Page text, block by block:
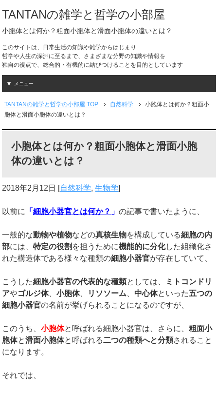
TANTANの雑学と哲学の小部屋
小胞体とは何か？粗面小胞体と滑面小胞体の違いとは？
このサイトは、日常生活の知識や雑学からはじまり
哲学や人生の深淵に至るまで、さまざまな分野の知識や情報を
独自の視点で、総合的・有機的に結びつけることを目的としています
メニュー
TANTANの雑学と哲学の小部屋 TOP 自然科学
小胞体とは何か？粗面小
胞体と滑面小胞体の違いとは？
小胞体とは何か？粗面小胞体と滑面小胞
体の違いとは？
2018年2月12日 [自然科学,生物学]
以前に 「細胞小器官とは何か？ 」の記事で書いたように、
一般的な動物や植物などの真核生物を構成している細胞の内
部には、特定の役割 を担うために機能的に分化した組織化さ
れた構造体である様々な種類の細胞小器官が存在していて、
こうした細胞小器官の代表的な種類としては、
ミトコンドリ
アやゴルジ体、小胞体、 リソソーム 中心体といった五つの
細胞小器官の名前が挙げられることになるのですが、
このうち、小胞体と呼ばれる細胞小器官は、さらに、粗面小
胞体と滑面小胞体と呼ばれる二つの種類へと分類されること
になります。
それでは、